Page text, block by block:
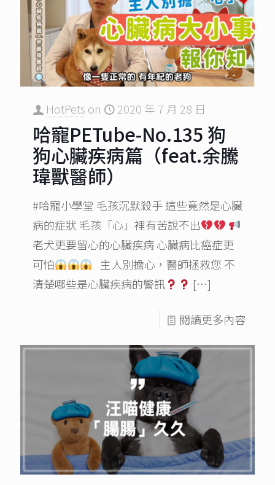
HotPets on 2020 年 7 月 28 日
哈寵PETube-No.135 狗
狗心臟疾病篇（feat.余騰
瑋獸醫師）
#哈寵小學堂 毛孩沉默殺手 這些竟然是心臟
病的症狀 毛孩「心」裡有苦說不出
老犬更要留心的心臟疾病 心臟病比癌症更
可怕
主人別擔心，醫師拯救您 不
清楚哪些是心臟疾病的警訊
[…]
閱讀更多內容